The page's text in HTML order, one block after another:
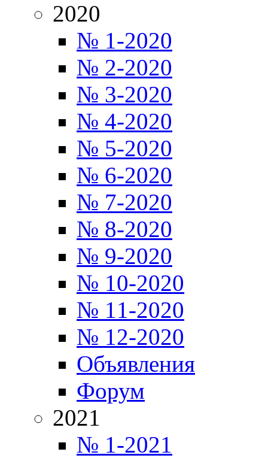
2020
№ 1-2020
№ 2-2020
№ 3-2020
№ 4-2020
№ 5-2020
№ 6-2020
№ 7-2020
№ 8-2020
№ 9-2020
№ 10-2020
№ 11-2020
№ 12-2020
Объявления
Форум
2021
№ 1-2021